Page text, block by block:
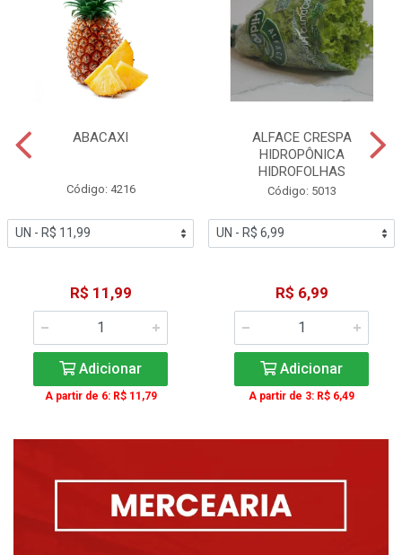
ABACAXI
Código: 4216
R$ 11,99
Adicionar
A partir de 6: R$ 11,79
ALFACE CRESPA
HIDROPÔNICA
HIDROFOLHAS
Código: 5013
R$ 6,99
Adicionar
A partir de 3: R$ 6,49